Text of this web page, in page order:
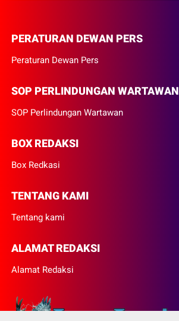
PERATURAN DEWAN PERS
Peraturan Dewan Pers
SOP PERLINDUNGAN WARTAWAN
SOP Perlindungan Wartawan
BOX REDAKSI
Box Redkasi
TENTANG KAMI
Tentang kami
ALAMAT REDAKSI
Alamat Redaksi